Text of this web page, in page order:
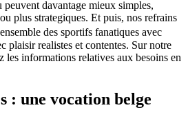
peuvent davantage mieux simples,
plus strategiques. Et puis, nos refrains
des sportifs fanatiques avec
plaisir realistes et contentes. Sur notre
les informations relatives aux besoins en
: une vocation belge